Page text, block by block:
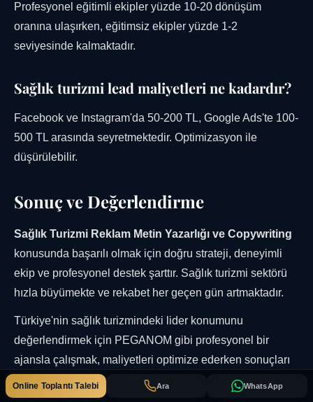
Profesyonel eğitimli ekipler yüzde 10-20 dönüşüm
oranına ulaşırken, eğitimsiz ekipler yüzde 1-2
seviyesinde kalmaktadır.
Sağlık turizmi lead maliyetleri ne kadardır?
Facebook ve Instagram'da 50-200 TL, Google Ads'te 100-
500 TL arasında seyretmektedir. Optimizasyon ile
düşürülebilir.
Sonuç ve Değerlendirme
Sağlık Turizmi Reklam Metin Yazarlığı ve Copywriting
konusunda başarılı olmak için doğru strateji, deneyimli
ekip ve profesyonel destek şarttır. Sağlık turizmi sektörü
hızla büyümekte ve rekabet her geçen gün artmaktadır.
Türkiye'nin sağlık turizmindeki lider konumunu
değerlendirmek için PEGANOM gibi profesyonel bir
ajansla çalışmak, maliyetleri optimize ederken sonuçları
maksimize etmenin anahtarıdır.
Ara WhatsApp
Online Toplantı Talebi